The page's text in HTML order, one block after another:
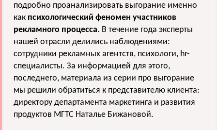
подробно проанализировать выгорание именно
как психологический феномен участников
рекламного процесса. В течение года эксперты
нашей отрасли делились наблюдениями:
сотрудники рекламных агентств, психологи, hr-
специалисты. За информацией для этого,
последнего, материала из серии про выгорание
мы решили обратиться к представителю клиента:
директору департамента маркетинга и развития
продуктов МГТС Наталье Бижановой.